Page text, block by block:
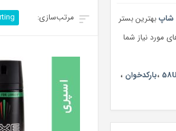
شاپبهترین بستر
مورد نیاز شما
،بارکدخوان ،